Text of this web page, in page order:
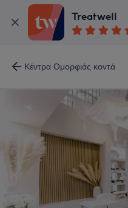
Treatwell
Κέντρα Ομορφιάς κοντά